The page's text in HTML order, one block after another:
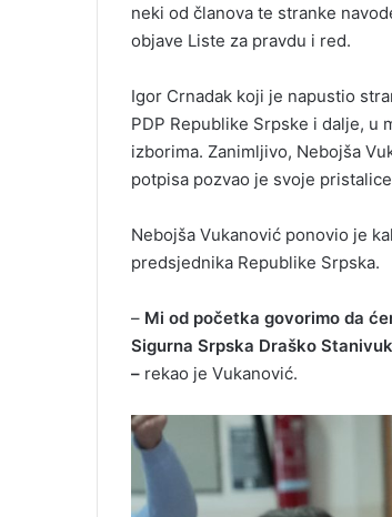
neki od članova te stranke
objave Liste za pravdu i red.
Igor Crnadak koji je napustio
PDP Republike Srpske i dalje, u
izborima. Zanimljivo, Nebojša
potpisa pozvao je svoje
Nebojša Vukanović ponovio je
predsjednika Republike Srpska.
– Mi od početka govorimo da
Sigurna Srpska Draško
– rekao je Vukanović.